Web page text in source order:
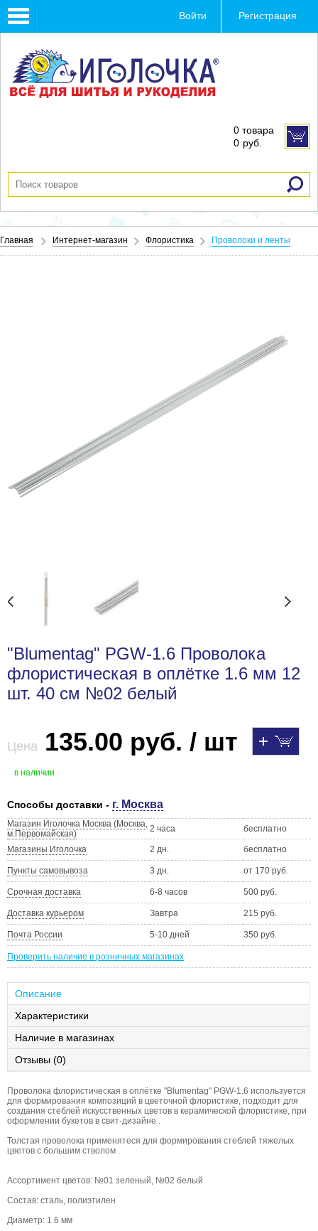
Toggle
navigation
Войти Регистрация
0 товара
0 руб.
Главная Интернет-магазин Флористика Проволоки и ленты
"Blumentag" PGW-1.6 Проволока
флористическая в оплётке 1.6 мм 12
шт. 40 см №02 белый
Цена 135.00 руб. / шт
в наличии
Способы доставки - г. Москва
Магазин Иголочка Москва (Москва,
м.Первомайская)
2 часа бесплатно
Магазины Иголочка 2 дн. бесплатно
Пункты самовывоза 3 дн. от 170 руб.
Срочная доставка 6-8 часов 500 руб.
Доставка курьером Завтра 215 руб.
Почта России 5-10 дней 350 руб.
Проверить наличие в розничных магазинах
Описание
Характеристики
Наличие в магазинах
Отзывы (0)
Проволока флористическая в оплётке "Blumentag" PGW-1.6 используется
для формирования композиций в цветочной флористике, подходит для
создания стеблей искусственных цветов в керамической флористике, при
оформлении букетов в свит-дизайне .
Толстая проволока применятеся для формирования стеблей тяжелых
цветов с большим стволом .
Ассортимент цветов: №01 зеленый, №02 белый
Состав: сталь, полиэтилен
Диаметр: 1.6 мм